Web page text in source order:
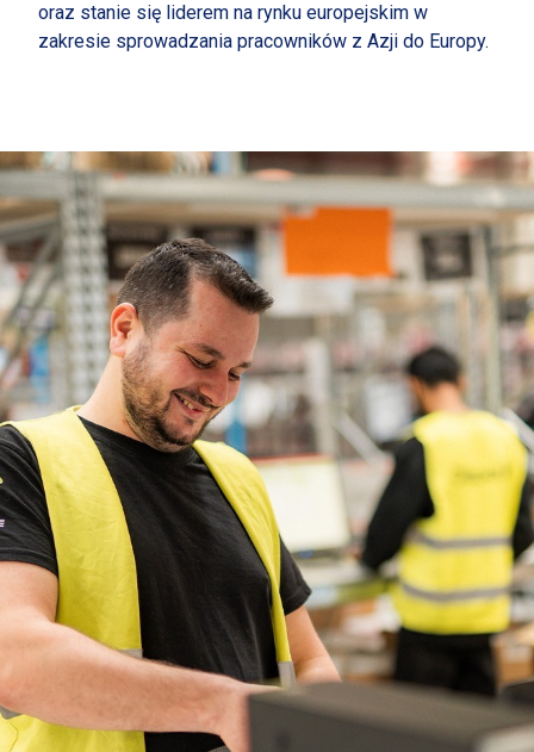
oraz stanie się liderem na rynku europejskim w
zakresie sprowadzania pracowników z Azji do Europy.